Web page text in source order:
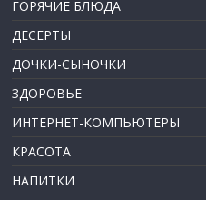
ГОРЯЧИЕ БЛЮДА
ДЕСЕРТЫ
ДОЧКИ-СЫНОЧКИ
ЗДОРОВЬЕ
ИНТЕРНЕТ-КОМПЬЮТЕРЫ
КРАСОТА
НАПИТКИ